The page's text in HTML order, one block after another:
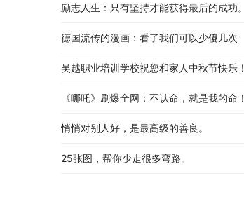
励志人生：只有坚持才能获得最后的成功。
德国流传的漫画：看了我们可以少傻几次
吴越职业培训学校祝您和家人中秋节快乐​！​
《哪吒》刷爆全网：不认命，就是我的命！
悄悄对别人好，是最高级的善良。
25张图，帮你少走很多弯路。